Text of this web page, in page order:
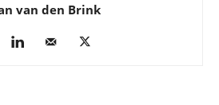
van den Brink